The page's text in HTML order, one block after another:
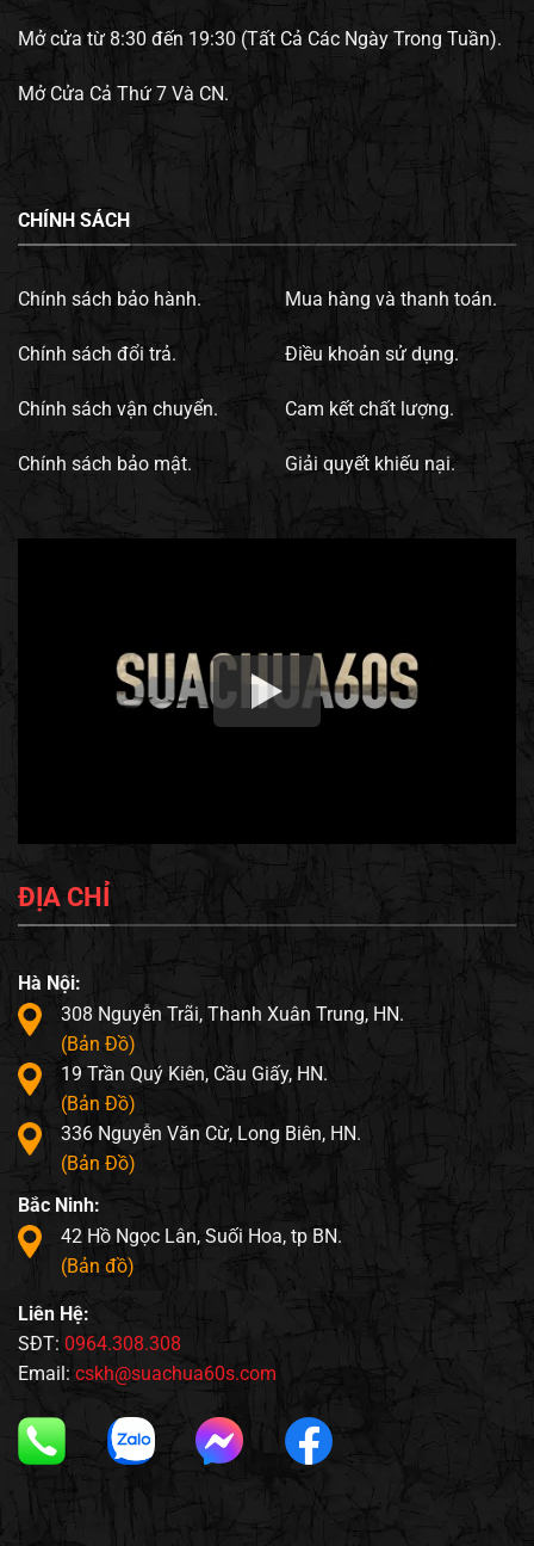
Mở cửa từ 8:30 đến 19:30 (Tất Cả Các Ngày Trong Tuần).
Mở Cửa Cả Thứ 7 Và CN.
CHÍNH SÁCH
Chính sách bảo hành.
Chính sách đổi trả.
Chính sách vận chuyển.
Chính sách bảo mật.
Mua hàng và thanh toán.
Điều khoản sử dụng.
Cam kết chất lượng.
Giải quyết khiếu nại.
ĐỊA CHỈ
Hà Nội:
308 Nguyễn Trãi, Thanh Xuân Trung, HN.
(Bản Đồ)
19 Trần Quý Kiên, Cầu Giấy, HN.
(Bản Đồ)
336 Nguyễn Văn Cừ, Long Biên, HN.
(Bản Đồ)
Bắc Ninh:
42 Hồ Ngọc Lân, Suối Hoa, tp BN.
(Bản đồ)
Liên Hệ:
SĐT: 0964.308.308
Email: cskh@suachua60s.com